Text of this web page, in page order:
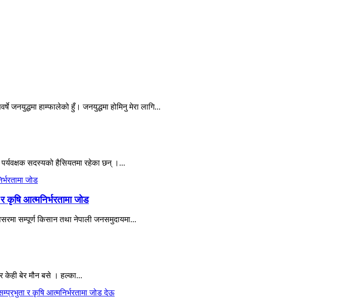
जनयुद्धमा हाम्फालेको हुँ। जनयुद्धमा होमिनु मेरा लागि...
सदस्यको हैसियतमा रहेका छन् ।...
कृषि आत्मनिर्भरतामा जोड
सम्पूर्ण किसान तथा नेपाली जनसमुदायमा...
केही बेर मौन बसे । हल्का...